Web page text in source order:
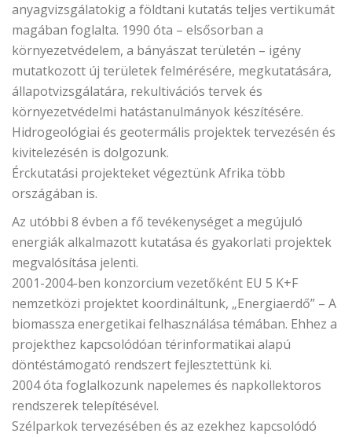
anyagvizsgálatokig a földtani kutatás teljes vertikumát
magában foglalta. 1990 óta – elsősorban a
környezetvédelem, a bányászat területén – igény
mutatkozott új területek felmérésére, megkutatására,
állapotvizsgálatára, rekultivációs tervek és
környezetvédelmi hatástanulmányok készítésére.
Hidrogeológiai és geotermális projektek tervezésén és
kivitelezésén is dolgozunk.
Érckutatási projekteket végeztünk Afrika több
országában is.
Az utóbbi 8 évben a fő tevékenységet a megújuló
energiák alkalmazott kutatása és gyakorlati projektek
megvalósítása jelenti.
2001-2004-ben konzorcium vezetőként EU 5 K+F
nemzetközi projektet koordináltunk, „Energiaerdő” – A
biomassza energetikai felhasználása témában. Ehhez a
projekthez kapcsolódóan térinformatikai alapú
döntéstámogató rendszert fejlesztettünk ki.
2004 óta foglalkozunk napelemes és napkollektoros
rendszerek telepítésével.
Szélparkok tervezésében és az ezekhez kapcsolódó